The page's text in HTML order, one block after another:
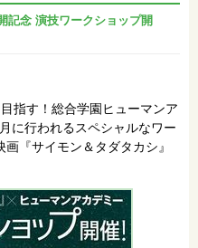
記念 演技ワークショップ開
指す！総合学園ヒューマンア
に行われるスペシャルなワー
『サイモン＆タダタカシ』